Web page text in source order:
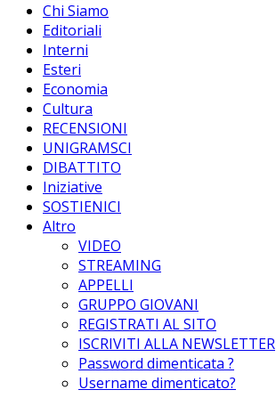
Chi Siamo
Editoriali
Interni
Esteri
Economia
Cultura
RECENSIONI
UNIGRAMSCI
DIBATTITO
Iniziative
SOSTIENICI
Altro
VIDEO
STREAMING
APPELLI
GRUPPO GIOVANI
REGISTRATI AL SITO
ISCRIVITI ALLA NEWSLETTER
Password dimenticata ?
Username dimenticato?